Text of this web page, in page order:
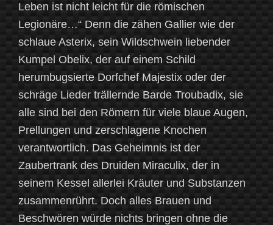
Leben ist nicht leicht für die römischen
Legionäre…“ Denn die zähen Gallier wie der
schlaue Asterix, sein Wildschwein liebender
Kumpel Obelix, der auf einem Schild
herumbugsierte Dorfchef Majestix oder der
schräge Lieder trällernde Barde Troubadix, sie
alle sind bei den Römern für viele blaue Augen,
Prellungen und zerschlagene Knochen
verantwortlich. Das Geheimnis ist der
Zaubertrank des Druiden Miraculix, der in
seinem Kessel allerlei Kräuter und Substanzen
zusammenrührt. Doch alles Brauen und
Beschwören würde nichts bringen ohne die